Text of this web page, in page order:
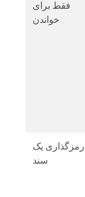
فقط برای
خواندن
رمزگذاری یک
سند